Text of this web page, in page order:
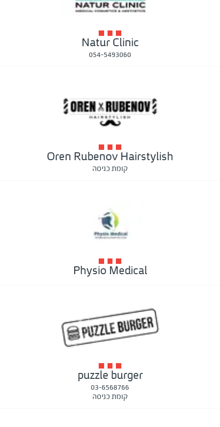
Natur Clinic
054-5493060
Oren Rubenov Hairstylish
קומת כניסה
Physio Medical
puzzle burger
03-6568766
קומת כניסה